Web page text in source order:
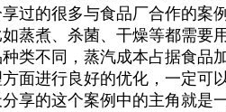
过的很多与食品厂合作的案
蒸煮、杀菌、干燥等都需要
类不同，蒸汽成本占据食品
面进行良好的优化，一定可
享的这个案例中的主角就是